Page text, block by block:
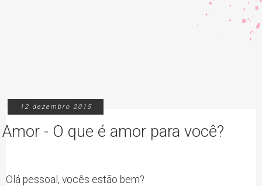
12 dezembro 2015
Amor - O que é amor para você?
Olá pessoal, vocês estão bem?